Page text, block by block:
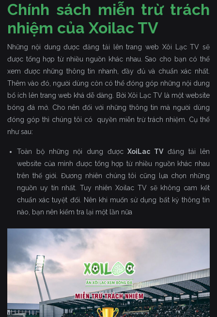
Chính sách miễn trừ trách
nhiệm của Xoilac TV
Những nội dung được đăng tải lên trang web Xôi Lạc TV sẽ
được tổng hợp từ nhiều nguồn khác nhau. Sao cho bạn có thể
xem được những thông tin nhanh, đầy đủ và chuẩn xác nhất.
Thêm vào đó, người dùng còn có thể đóng góp những nội dung
bổ ích lên trang web khá dễ dàng. Bởi Xôi Lạc TV là một website
bóng đá mở. Cho nên đối với những thông tin mà người dùng
đóng góp thì chúng tôi có quyền miễn trừ trách nhiệm. Cụ thể
như sau:
Toàn bộ những nội dung đượcXoiLac TVđăng tải lên
website của mình được tổng hợp từ nhiều nguồn khác nhau
trên thế giới. Đương nhiên chúng tôi cũng lựa chọn những
nguồn uy tín nhất. Tuy nhiên Xoilac TV sẽ không cam kết
chuẩn xác tuyệt đối. Nên khi muốn sử dụng bất kỳ thông tin
nào, bạn nên kiểm tra lại một lần nữa